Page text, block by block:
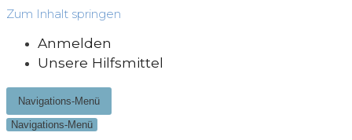
Zum Inhalt springen
Anmelden
Unsere Hilfsmittel
Navigations-Menü
Navigations-Menü